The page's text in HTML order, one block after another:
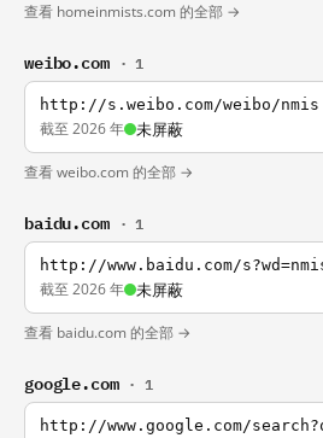
查看 homeinmists.com 的全部 →
weibo.com · 1
http://s.weibo.com/weibo/nmis
截至 2026 年 未屏蔽
查看 weibo.com 的全部 →
baidu.com · 1
http://www.baidu.com/
截至 2026 年 未屏蔽
查看 baidu.com 的全部 →
google.com · 1
http://www.google.com/